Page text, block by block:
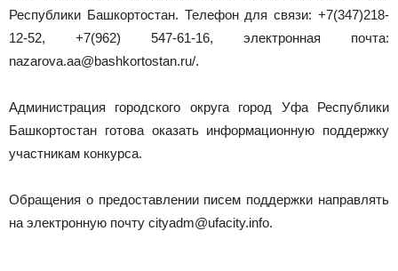
Республики Башкортостан. Телефон для связи: +7(347)218-
12-52, +7(962) 547-61-16, электронная почта:
nazarova.aa@bashkortostan.ru/.
Администрация городского округа город Уфа Республики
Башкортостан готова оказать информационную поддержку
участникам конкурса.
Обращения о предоставлении писем поддержки направлять
на электронную почту cityadm@ufacity.info.